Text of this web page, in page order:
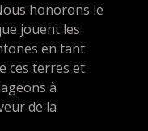
honorons le
jouent les
en tant
ces terres et
à
de la